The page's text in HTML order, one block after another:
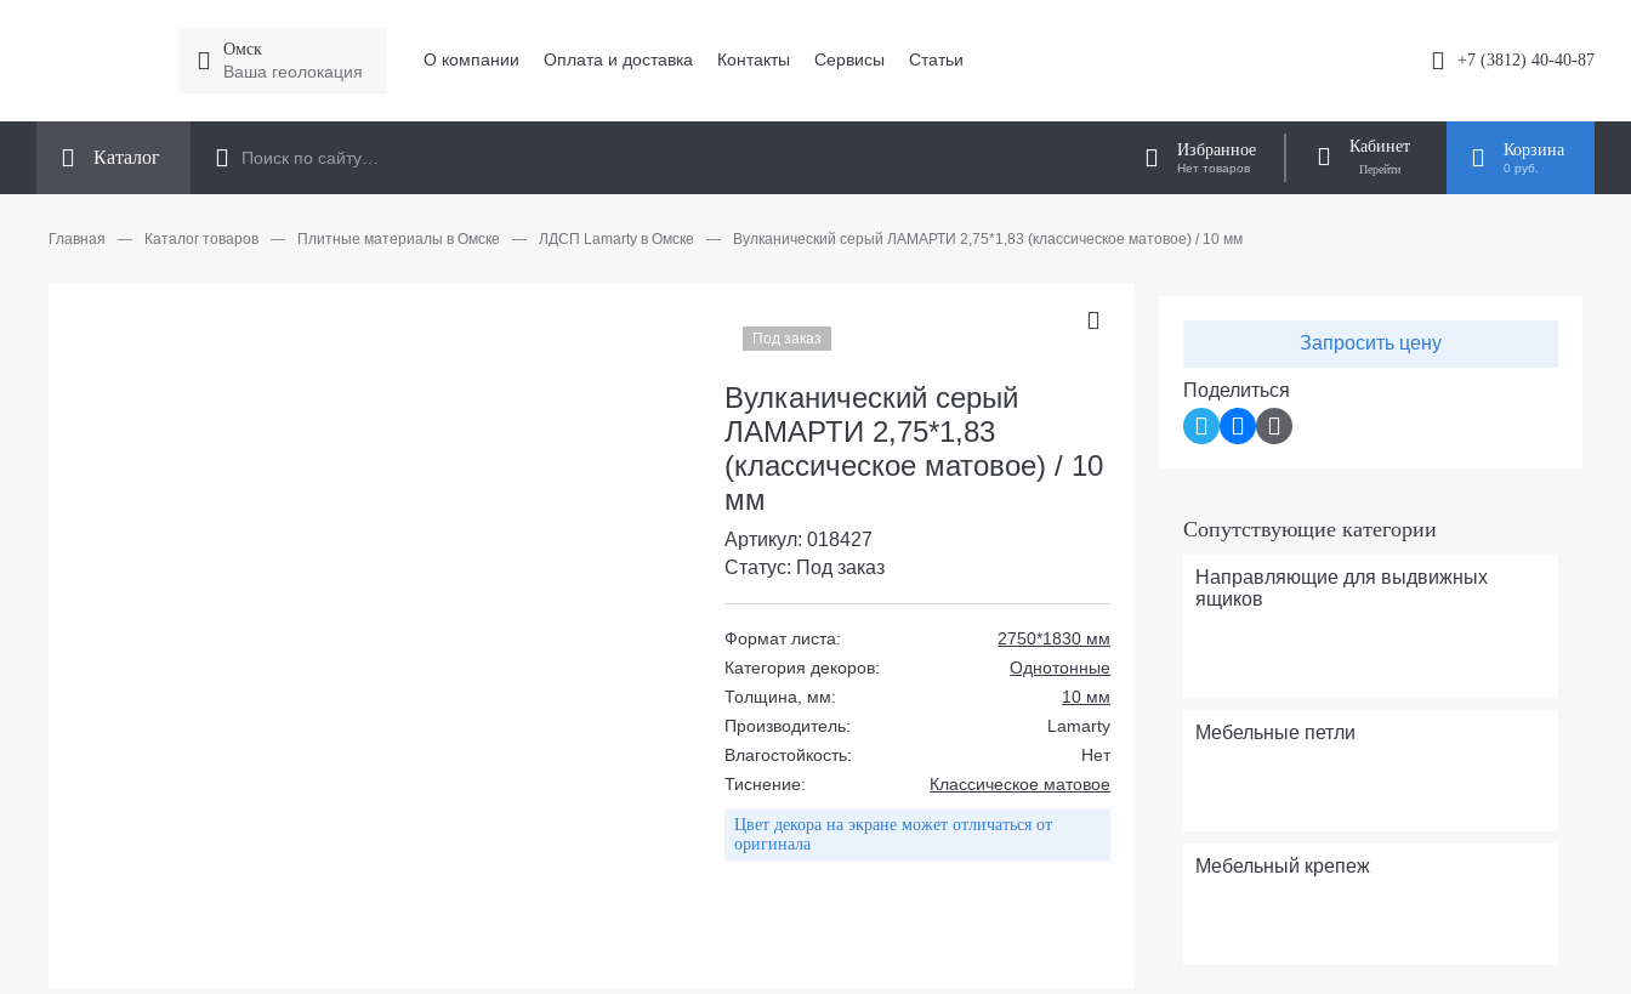
Омск
Ваша геолокация
О компании Оплата и доставка Контакты Сервисы Статьи +7 (3812) 40-40-87
Каталог Избранное
Нет товаров
Кабинет Корзина
0 руб.
Главная — Каталог товаров — Плитные материалы в Омске — ЛДСП Lamarty в Омске — Вулканический серый ЛАМАРТИ 2,75*1,83 (классическое матовое) / 10 мм
Запросить цену
Поделиться
Сопутствующие категории
Направляющие для выдвижных
ящиков
Мебельные петли
Мебельный крепеж
Под заказ
Вулканический серый
ЛАМАРТИ 2,75*1,83
(классическое матовое) / 10
мм
Артикул: 018427
Статус: Под заказ
Формат листа:
2750*1830 мм
Категория декоров:
Однотонные
Толщина, мм:
10 мм
Производитель:
Lamarty
Влагостойкость:
Нет
Тиснение:
Классическое матовое
Цвет декора на экране может отличаться от
оригинала